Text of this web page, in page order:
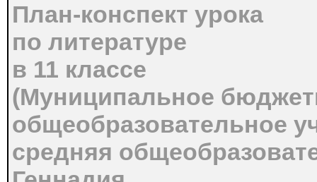
План-конспект урока
по литературе
в 11 классе
(Муниципальное
общеобразовательное
средняя